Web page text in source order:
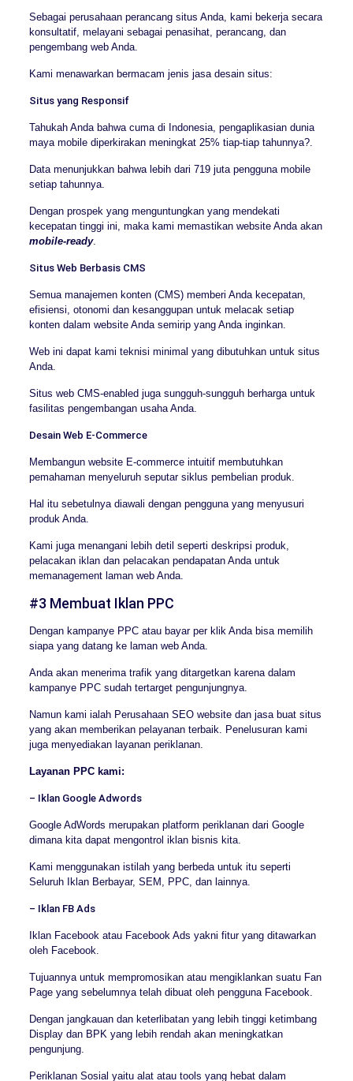
Sebagai perusahaan perancang situs Anda, kami bekerja secara
konsultatif, melayani sebagai penasihat, perancang, dan
pengembang web Anda.
Kami menawarkan bermacam jenis jasa desain situs:
Situs yang Responsif
Tahukah Anda bahwa cuma di Indonesia, pengaplikasian dunia
maya mobile diperkirakan meningkat 25% tiap-tiap tahunnya?.
Data menunjukkan bahwa lebih dari 719 juta pengguna mobile
setiap tahunnya.
Dengan prospek yang menguntungkan yang mendekati
kecepatan tinggi ini, maka kami memastikan website Anda akan
mobile-ready.
Situs Web Berbasis CMS
Semua manajemen konten (CMS) memberi Anda kecepatan,
efisiensi, otonomi dan kesanggupan untuk melacak setiap
konten dalam website Anda semirip yang Anda inginkan.
Web ini dapat kami teknisi minimal yang dibutuhkan untuk situs
Anda.
Situs web CMS-enabled juga sungguh-sungguh berharga untuk
fasilitas pengembangan usaha Anda.
Desain Web E-Commerce
Membangun website E-commerce intuitif membutuhkan
pemahaman menyeluruh seputar siklus pembelian produk.
Hal itu sebetulnya diawali dengan pengguna yang menyusuri
produk Anda.
Kami juga menangani lebih detil seperti deskripsi produk,
pelacakan iklan dan pelacakan pendapatan Anda untuk
memanagement laman web Anda.
#3 Membuat Iklan PPC
Dengan kampanye PPC atau bayar per klik Anda bisa memilih
siapa yang datang ke laman web Anda.
Anda akan menerima trafik yang ditargetkan karena dalam
kampanye PPC sudah tertarget pengunjungnya.
Namun kami ialah Perusahaan SEO website dan jasa buat situs
yang akan memberikan pelayanan terbaik. Penelusuran kami
juga menyediakan layanan periklanan.
Layanan PPC kami:
– Iklan Google Adwords
Google AdWords merupakan platform periklanan dari Google
dimana kita dapat mengontrol iklan bisnis kita.
Kami menggunakan istilah yang berbeda untuk itu seperti
Seluruh Iklan Berbayar, SEM, PPC, dan lainnya.
– Iklan FB Ads
Iklan Facebook atau Facebook Ads yakni fitur yang ditawarkan
oleh Facebook.
Tujuannya untuk mempromosikan atau mengiklankan suatu Fan
Page yang sebelumnya telah dibuat oleh pengguna Facebook.
Dengan jangkauan dan keterlibatan yang lebih tinggi ketimbang
Display dan BPK yang lebih rendah akan meningkatkan
pengunjung.
Periklanan Sosial yaitu alat atau tools yang hebat dalam